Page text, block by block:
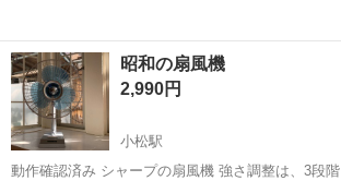
昭和の扇風機
2,990円
小松駅
動作確認済み シャープの扇風機 強さ調整は、3段階 首も振ります 経